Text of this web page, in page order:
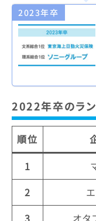
2023年卒
2022年卒のラ
順位
1
2
3
オタ